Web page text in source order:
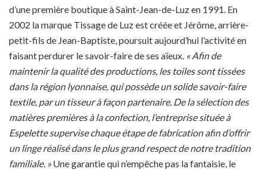
d’une première boutique à Saint-Jean-de-Luz en 1991. En
2002 la marque Tissage de Luz est créée et Jérôme, arrière-
petit-fils de Jean-Baptiste, poursuit aujourd’hui l’activité en
faisant perdurer le savoir-faire de ses aïeux. « Afin de
maintenir la qualité des productions, les toiles sont tissées
dans la région lyonnaise, qui possède un solide savoir-faire
textile, par un tisseur à façon partenaire. De la sélection des
matières premières à la confection, l’entreprise située à
Espelette supervise chaque étape de fabrication afin d’offrir
un linge réalisé dans le plus grand respect de notre tradition
familiale. »Une garantie qui n’empêche pas la fantaisie, le